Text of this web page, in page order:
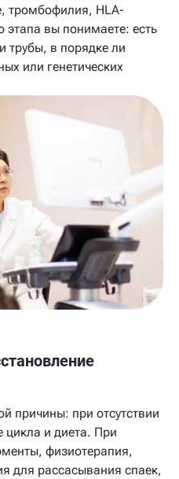
тромбофилия, HLA-
этапа вы понимаете: есть
трубы, в порядке ли
или генетических
причины: при отсутствии
цикла и диета. При
физиотерапия,
для рассасывания спаек,